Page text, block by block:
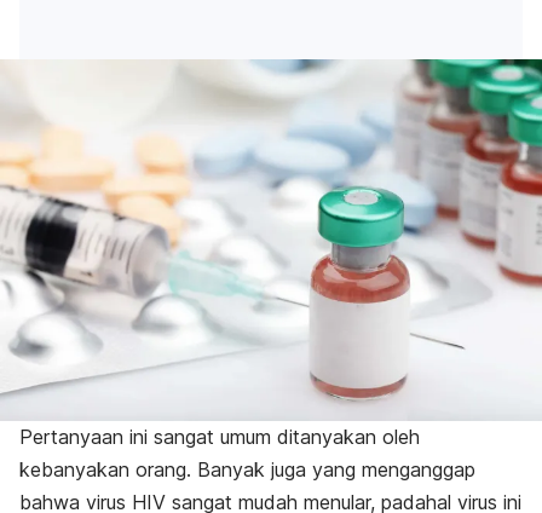
Pertanyaan ini sangat umum ditanyakan oleh
kebanyakan orang. Banyak juga yang menganggap
bahwa virus HIV sangat mudah menular, padahal virus ini